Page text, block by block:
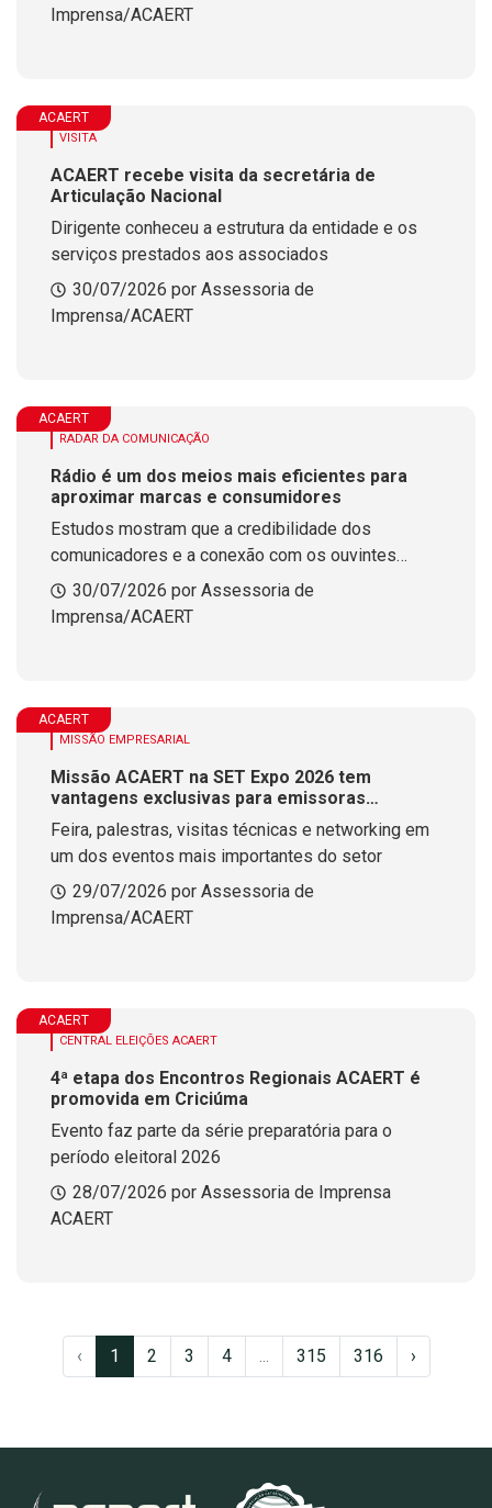
Imprensa/ACAERT
ACAERT
VISITA
ACAERT recebe visita da secretária de
Articulação Nacional
Dirigente conheceu a estrutura da entidade e os
serviços prestados aos associados
30/07/2026 por Assessoria de
Imprensa/ACAERT
ACAERT
RADAR DA COMUNICAÇÃO
Rádio é um dos meios mais eficientes para
aproximar marcas e consumidores
Estudos mostram que a credibilidade dos
comunicadores e a conexão com os ouvintes
impulsionam ações de compra, pesquisas online e
resultados efetivos para os anunciantes
30/07/2026 por Assessoria de
Imprensa/ACAERT
ACAERT
MISSÃO EMPRESARIAL
Missão ACAERT na SET Expo 2026 tem
vantagens exclusivas para emissoras
associadas
Feira, palestras, visitas técnicas e networking em
um dos eventos mais importantes do setor
29/07/2026 por Assessoria de
Imprensa/ACAERT
ACAERT
CENTRAL ELEIÇÕES ACAERT
4ª etapa dos Encontros Regionais ACAERT é
promovida em Criciúma
Evento faz parte da série preparatória para o
período eleitoral 2026
28/07/2026 por Assessoria de Imprensa
ACAERT
‹ 1 2 3 4 ... 315 316 ›